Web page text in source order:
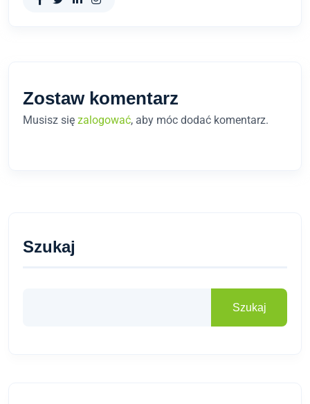
Zostaw komentarz
Musisz się zalogować, aby móc dodać komentarz.
Szukaj
Szukaj